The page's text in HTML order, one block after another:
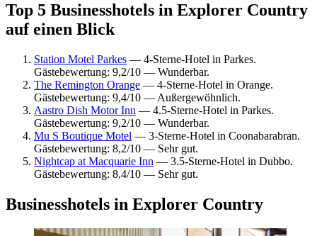
Top 5 Businesshotels in Explorer Country
auf einen Blick
Station Motel Parkes — 4-Sterne-Hotel in Parkes.
Gästebewertung: 9,2/10 — Wunderbar.
The Remington Orange — 4-Sterne-Hotel in Orange.
Gästebewertung: 9,4/10 — Außergewöhnlich.
Aastro Dish Motor Inn — 4.5-Sterne-Hotel in Parkes.
Gästebewertung: 9,2/10 — Wunderbar.
Mu S Boutique Motel — 3-Sterne-Hotel in Coonabarabran.
Gästebewertung: 8,2/10 — Sehr gut.
Nightcap at Macquarie Inn — 3.5-Sterne-Hotel in Dubbo.
Gästebewertung: 8,4/10 — Sehr gut.
Businesshotels in Explorer Country